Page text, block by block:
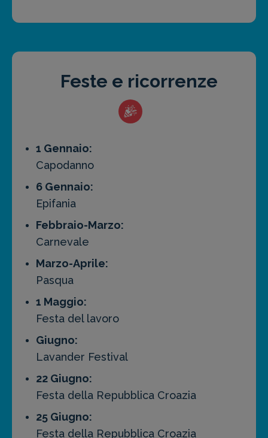
Feste e ricorrenze
1 Gennaio:
Capodanno
6 Gennaio:
Epifania
Febbraio-Marzo:
Carnevale
Marzo-Aprile:
Pasqua
1 Maggio:
Festa del lavoro
Giugno:
Lavander Festival
22 Giugno:
Festa della Repubblica Croazia
25 Giugno:
Festa della Repubblica Croazia